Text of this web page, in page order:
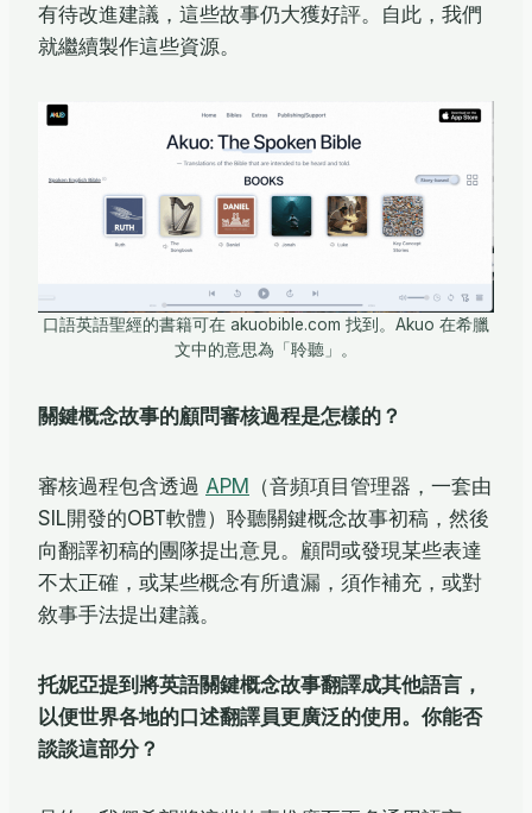
有待改進建議，這些故事仍大獲好評。自此，我們
就繼續製作這些資源。
口語英語聖經的書籍可在 akuobible.com 找到。Akuo 在希臘
文中的意思為「聆聽」。
關鍵概念故事的顧問審核過程是怎樣的？
審核過程包含透過 APM （音頻項目管理器，一套由
SIL開發的OBT軟體）聆聽關鍵概念故事初稿，然後
向翻譯初稿的團隊提出意見。顧問或發現某些表達
不太正確，或某些概念有所遺漏，須作補充，或對
敘事手法提出建議。
托妮亞提到將英語關鍵概念故事翻譯成其他語言，
以便世界各地的口述翻譯員更廣泛的使用。你能否
談談這部分？